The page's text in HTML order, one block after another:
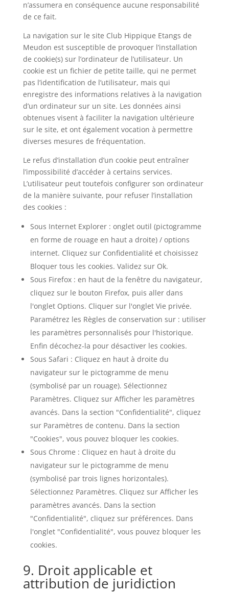
n’assumera en conséquence aucune responsabilité
de ce fait.
La navigation sur le site Club Hippique Etangs de
Meudon est susceptible de provoquer l’installation
de cookie(s) sur l’ordinateur de l’utilisateur. Un
cookie est un fichier de petite taille, qui ne permet
pas l’identification de l’utilisateur, mais qui
enregistre des informations relatives à la navigation
d’un ordinateur sur un site. Les données ainsi
obtenues visent à faciliter la navigation ultérieure
sur le site, et ont également vocation à permettre
diverses mesures de fréquentation.
Le refus d’installation d’un cookie peut entraîner
l’impossibilité d’accéder à certains services.
L’utilisateur peut toutefois configurer son ordinateur
de la manière suivante, pour refuser l’installation
des cookies :
Sous Internet Explorer : onglet outil (pictogramme
en forme de rouage en haut a droite) / options
internet. Cliquez sur Confidentialité et choisissez
Bloquer tous les cookies. Validez sur Ok.
Sous Firefox : en haut de la fenêtre du navigateur,
cliquez sur le bouton Firefox, puis aller dans
l'onglet Options. Cliquer sur l'onglet Vie privée.
Paramétrez les Règles de conservation sur : utiliser
les paramètres personnalisés pour l'historique.
Enfin décochez-la pour désactiver les cookies.
Sous Safari : Cliquez en haut à droite du
navigateur sur le pictogramme de menu
(symbolisé par un rouage). Sélectionnez
Paramètres. Cliquez sur Afficher les paramètres
avancés. Dans la section "Confidentialité", cliquez
sur Paramètres de contenu. Dans la section
"Cookies", vous pouvez bloquer les cookies.
Sous Chrome : Cliquez en haut à droite du
navigateur sur le pictogramme de menu
(symbolisé par trois lignes horizontales).
Sélectionnez Paramètres. Cliquez sur Afficher les
paramètres avancés. Dans la section
"Confidentialité", cliquez sur préférences. Dans
l'onglet "Confidentialité", vous pouvez bloquer les
cookies.
9. Droit applicable et
attribution de juridiction